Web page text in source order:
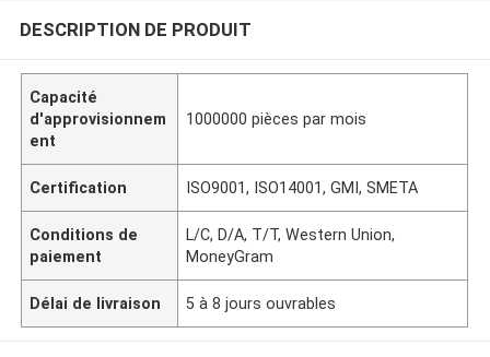
DESCRIPTION DE PRODUIT
Capacité
d'approvisionnem
ent
1000000 pièces par mois
Certification ISO9001, ISO14001, GMI, SMETA
Conditions de
paiement
L/C, D/A, T/T, Western Union,
MoneyGram
Délai de livraison 5 à 8 jours ouvrables